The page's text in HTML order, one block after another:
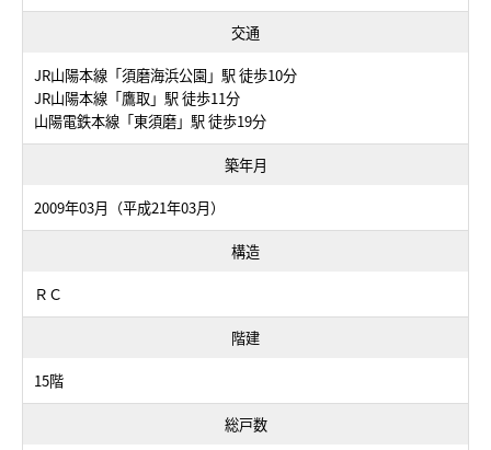
交通
JR山陽本線「須磨海浜公園」駅 徒歩10分
JR山陽本線「鷹取」駅 徒歩11分
山陽電鉄本線「東須磨」駅 徒歩19分
築年月
2009年03月（平成21年03月）
構造
ＲＣ
階建
15階
総戸数